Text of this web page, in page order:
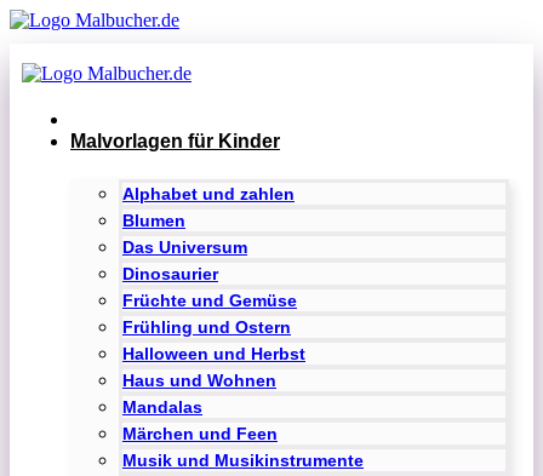
Zum
springen
Malvorlagen für Kinder
Alphabet und zahlen
Blumen
Das Universum
Dinosaurier
Früchte und Gemüse
Frühling und Ostern
Halloween und Herbst
Haus und Wohnen
Mandalas
Märchen und Feen
Musik und Musikinstrumente